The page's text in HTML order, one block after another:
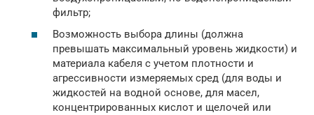
фильтр;
Возможность выбора длины (должна
превышать максимальный уровень жидкости) и
материала кабеля с учетом плотности и
агрессивности измеряемых сред (для воды и
жидкостей на водной основе, для масел,
концентрированных кислот и щелочей или